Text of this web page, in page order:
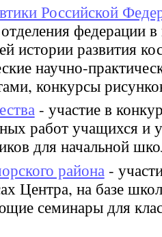
Российской
федерации в
истории развития
научно-
конкурсы
- участие в
работ учащихся и
для начальной
района-
Центра, на базе
семинары для